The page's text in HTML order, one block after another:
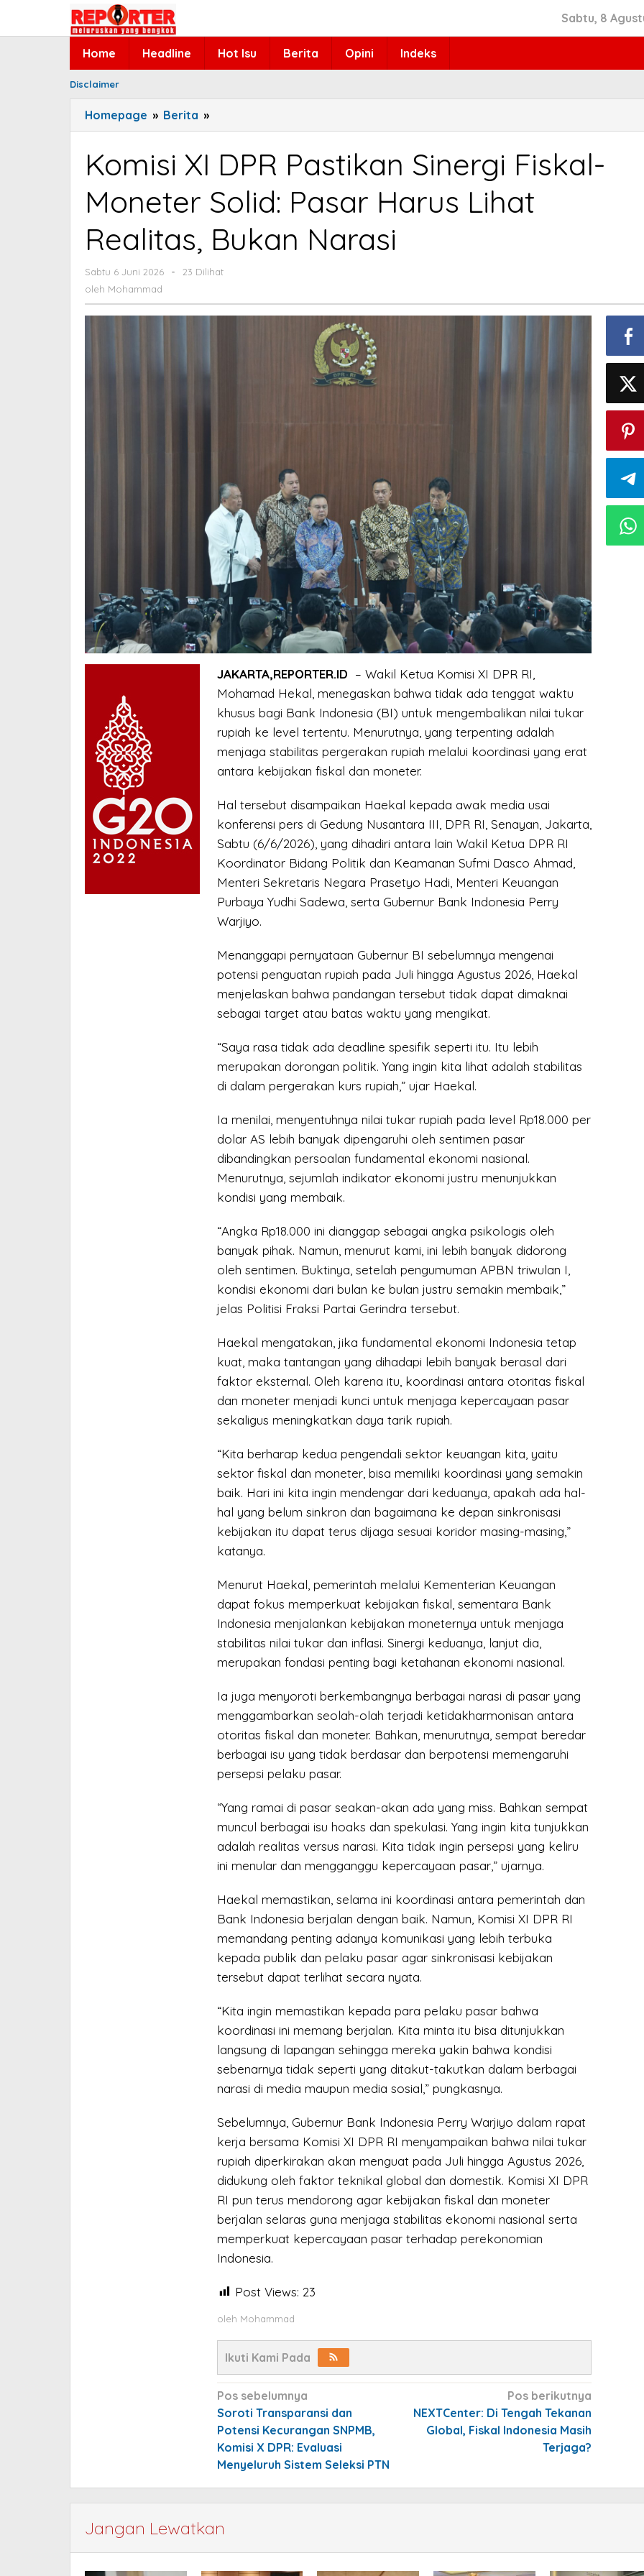
Sabtu, 8
Home Headline Hot Isu Berita Opini Indeks
Disclaimer
Homepage » Berita »
XI
Pastikan
Fiskal-
Solid:
Pasar
Harus
Realitas,
Komisi XI DPR Pastikan Sinergi Fiskal-
Moneter Solid: Pasar Harus Lihat
Realitas, Bukan Narasi
Sabtu 6 Juni 2026
oleh
-
23 Dilihat
oleh Mohammad
JAKARTA,REPORTER.ID – Wakil Ketua Komisi XI DPR RI,
Mohamad Hekal, menegaskan bahwa tidak ada tenggat waktu
khusus bagi Bank Indonesia (BI) untuk mengembalikan nilai tukar
rupiah ke level tertentu. Menurutnya, yang terpenting adalah
menjaga stabilitas pergerakan rupiah melalui koordinasi yang erat
antara kebijakan fiskal dan moneter.
Hal tersebut disampaikan Haekal kepada awak media usai
konferensi pers di Gedung Nusantara III, DPR RI, Senayan, Jakarta,
Sabtu (6/6/2026), yang dihadiri antara lain Wakil Ketua DPR RI
Koordinator Bidang Politik dan Keamanan Sufmi Dasco Ahmad,
Menteri Sekretaris Negara Prasetyo Hadi, Menteri Keuangan
Purbaya Yudhi Sadewa, serta Gubernur Bank Indonesia Perry
Warjiyo.
Menanggapi pernyataan Gubernur BI sebelumnya mengenai
potensi penguatan rupiah pada Juli hingga Agustus 2026, Haekal
menjelaskan bahwa pandangan tersebut tidak dapat dimaknai
sebagai target atau batas waktu yang mengikat.
“Saya rasa tidak ada deadline spesifik seperti itu. Itu lebih
merupakan dorongan politik. Yang ingin kita lihat adalah stabilitas
di dalam pergerakan kurs rupiah,” ujar Haekal.
Ia menilai, menyentuhnya nilai tukar rupiah pada level Rp18.000 per
dolar AS lebih banyak dipengaruhi oleh sentimen pasar
dibandingkan persoalan fundamental ekonomi nasional.
Menurutnya, sejumlah indikator ekonomi justru menunjukkan
kondisi yang membaik.
“Angka Rp18.000 ini dianggap sebagai angka psikologis oleh
banyak pihak. Namun, menurut kami, ini lebih banyak didorong
oleh sentimen. Buktinya, setelah pengumuman APBN triwulan I,
kondisi ekonomi dari bulan ke bulan justru semakin membaik,”
jelas Politisi Fraksi Partai Gerindra tersebut.
Haekal mengatakan, jika fundamental ekonomi Indonesia tetap
kuat, maka tantangan yang dihadapi lebih banyak berasal dari
faktor eksternal. Oleh karena itu, koordinasi antara otoritas fiskal
dan moneter menjadi kunci untuk menjaga kepercayaan pasar
sekaligus meningkatkan daya tarik rupiah.
“Kita berharap kedua pengendali sektor keuangan kita, yaitu
sektor fiskal dan moneter, bisa memiliki koordinasi yang semakin
baik. Hari ini kita ingin mendengar dari keduanya, apakah ada hal-
hal yang belum sinkron dan bagaimana ke depan sinkronisasi
kebijakan itu dapat terus dijaga sesuai koridor masing-masing,”
katanya.
Menurut Haekal, pemerintah melalui Kementerian Keuangan
dapat fokus memperkuat kebijakan fiskal, sementara Bank
Indonesia menjalankan kebijakan moneternya untuk menjaga
stabilitas nilai tukar dan inflasi. Sinergi keduanya, lanjut dia,
merupakan fondasi penting bagi ketahanan ekonomi nasional.
Ia juga menyoroti berkembangnya berbagai narasi di pasar yang
menggambarkan seolah-olah terjadi ketidakharmonisan antara
otoritas fiskal dan moneter. Bahkan, menurutnya, sempat beredar
berbagai isu yang tidak berdasar dan berpotensi memengaruhi
persepsi pelaku pasar.
“Yang ramai di pasar seakan-akan ada yang miss. Bahkan sempat
muncul berbagai isu hoaks dan spekulasi. Yang ingin kita tunjukkan
adalah realitas versus narasi. Kita tidak ingin persepsi yang keliru
ini menular dan mengganggu kepercayaan pasar,” ujarnya.
Haekal memastikan, selama ini koordinasi antara pemerintah dan
Bank Indonesia berjalan dengan baik. Namun, Komisi XI DPR RI
memandang penting adanya komunikasi yang lebih terbuka
kepada publik dan pelaku pasar agar sinkronisasi kebijakan
tersebut dapat terlihat secara nyata.
“Kita ingin memastikan kepada para pelaku pasar bahwa
koordinasi ini memang berjalan. Kita minta itu bisa ditunjukkan
langsung di lapangan sehingga mereka yakin bahwa kondisi
sebenarnya tidak seperti yang ditakut-takutkan dalam berbagai
narasi di media maupun media sosial,” pungkasnya.
Sebelumnya, Gubernur Bank Indonesia Perry Warjiyo dalam rapat
kerja bersama Komisi XI DPR RI menyampaikan bahwa nilai tukar
rupiah diperkirakan akan menguat pada Juli hingga Agustus 2026,
didukung oleh faktor teknikal global dan domestik. Komisi XI DPR
RI pun terus mendorong agar kebijakan fiskal dan moneter
berjalan selaras guna menjaga stabilitas ekonomi nasional serta
memperkuat kepercayaan pasar terhadap perekonomian
Indonesia.
Post Views: 23
oleh Mohammad
Ikuti Kami Pada
Navigasi
pos
Pos sebelumnya
Soroti Transparansi dan
Potensi Kecurangan SNPMB,
Komisi X DPR: Evaluasi
Menyeluruh Sistem Seleksi PTN
Pos berikutnya
NEXTCenter: Di Tengah Tekanan
Global, Fiskal Indonesia Masih
Terjaga?
Jangan Lewatkan